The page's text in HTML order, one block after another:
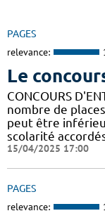
PAGES
relevance:
Le
CONCOURS
nombre de
peut être
scolarité
15/04/2025 17:00
PAGES
relevance: